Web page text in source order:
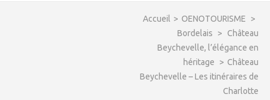
Accueil > OENOTOURISME
>
Bordelais
> Château
Beychevelle, l’élégance en
héritage
> Château
Beychevelle – Les itinéraires de
Charlotte